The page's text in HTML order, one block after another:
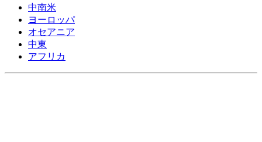
中南米
ヨーロッパ
オセアニア
中東
アフリカ